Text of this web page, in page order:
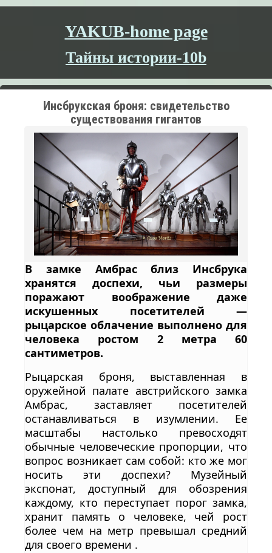
YAKUB-home page
Тайны истории-10b
Инсбрукская броня: свидетельство
существования гигантов
В замке Амбрас близ Инсбрука
хранятся доспехи, чьи размеры
поражают воображение даже
искушенных посетителей —
рыцарское облачение выполнено для
человека ростом 2 метра 60
сантиметров.
Рыцарская броня, выставленная в
оружейной палате австрийского замка
Амбрас, заставляет посетителей
останавливаться в изумлении. Ее
масштабы настолько превосходят
обычные человеческие пропорции, что
вопрос возникает сам собой: кто же мог
носить эти доспехи? Музейный
экспонат, доступный для обозрения
каждому, кто переступает порог замка,
хранит память о человеке, чей рост
более чем на метр превышал средний
для своего времени .